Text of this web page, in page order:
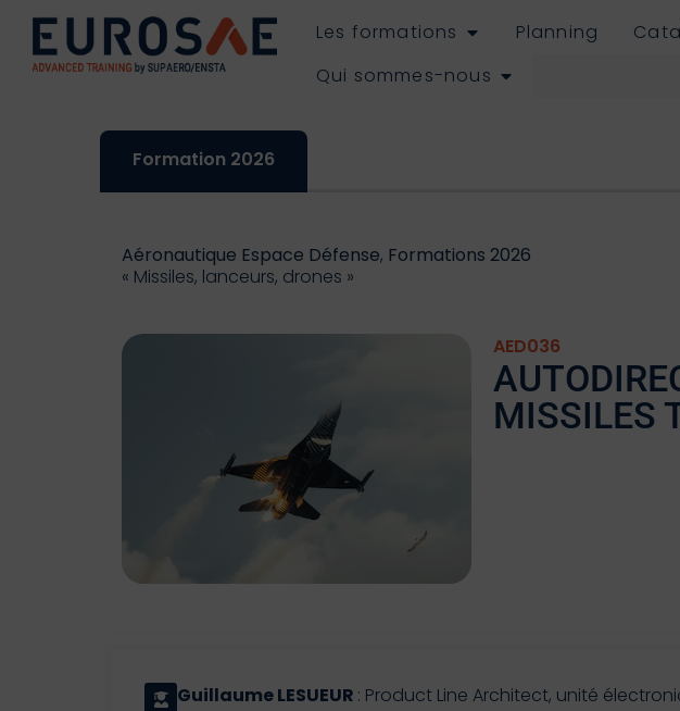
Les formations Planning
Qui sommes-nous
Formation 2026
Aéronautique Espace Défense, Formations 2026
« Missiles, lanceurs, drones »
AED036
MISSILES
Guillaume LESUEUR : Product Line Architect, unité